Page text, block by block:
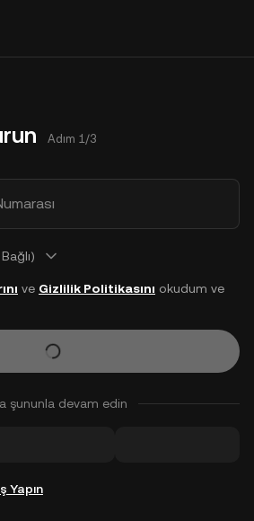
Adım 1/3
ve Gizlilik Politikasını okudum ve
şununla devam edin
Yapın